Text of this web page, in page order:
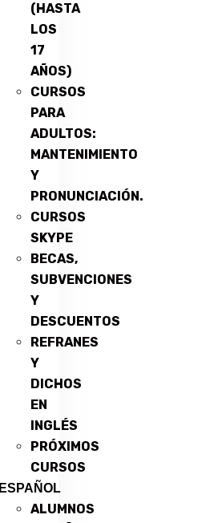
(HASTA
LOS
17
AÑOS)
CURSOS
PARA
ADULTOS:
MANTENIMIENTO
Y
PRONUNCIACIÓN.
CURSOS
SKYPE
BECAS,
SUBVENCIONES
Y
DESCUENTOS
REFRANES
Y
DICHOS
EN
INGLÉS
PRÓXIMOS
CURSOS
ESPAÑOL
ALUMNOS